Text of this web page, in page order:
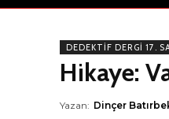
DEDEKTIF DERGI 17.
Hikaye:
Yazan: Dinçer